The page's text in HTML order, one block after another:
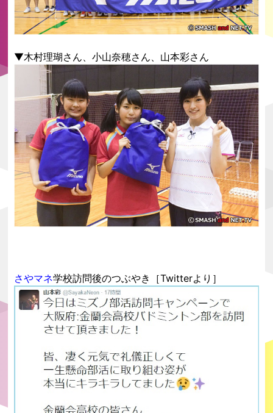
▼木村理瑚さん、小山奈穂さん、山本彩さん
さやマネ学校訪問後のつぶやき［Twitterより］